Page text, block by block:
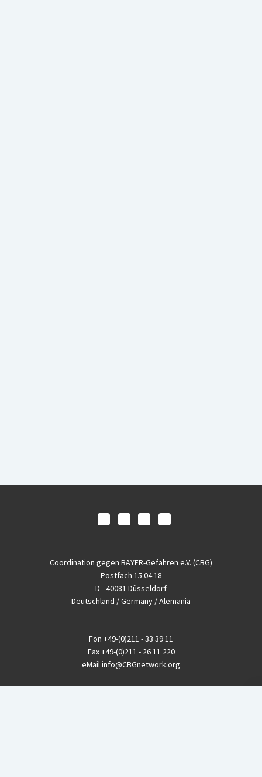
Coordination gegen BAYER-Gefahren e.V. (CBG)
Postfach 15 04 18
D - 40081 Düsseldorf
Deutschland / Germany / Alemania
Fon +49-(0)211 - 33 39 11
Fax+49-(0)211 - 26 11 220
eMailinfo@CBGnetwork.org
Konzernkritik kostet Geld!